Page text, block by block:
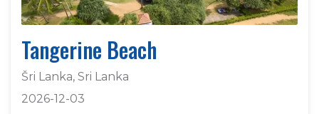
Tangerine Beach
Šri Lanka, Sri Lanka
2026-12-03